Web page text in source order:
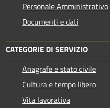
Personale Amministrativo
Documenti e dati
CATEGORIE DI SERVIZIO
Anagrafe e stato civile
Cultura e tempo libero
Vita lavorativa